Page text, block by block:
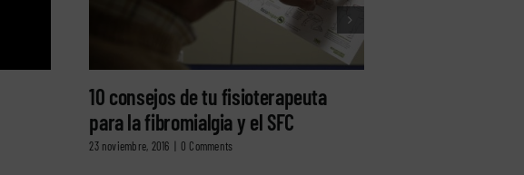
10 consejos de tu fisioterapeuta
para la fibromialgia y el SFC
23 noviembre, 2016 0 Comments